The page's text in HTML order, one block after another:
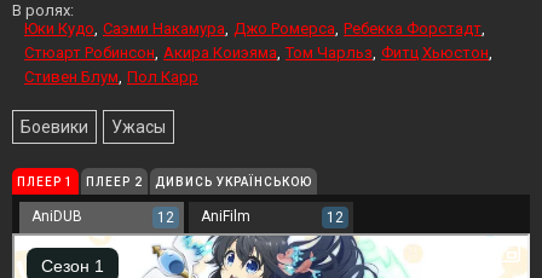
В ролях:
Юки Кудо Саэми Накамура Джо Ромерса Ребекка Форстадт
Стюарт Робинсон Акира Коиэяма Том Чарльз Фитц Хьюстон
Стивен Блум Пол Карр
Боевики Ужасы
ПЛЕЕР 1 ПЛЕЕР 2 ДИВИСЬ УКРАЇНСЬКОЮ
AniDUB 12 AniFilm 12